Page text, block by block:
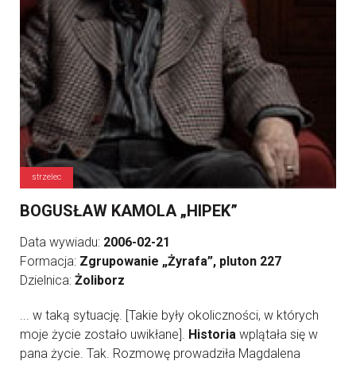
strzelec
BOGUSŁAW KAMOLA „HIPEK”
Data wywiadu: 2006-02-21
Formacja: Zgrupowanie „Żyrafa”, pluton 227
Dzielnica: Żoliborz
... w taką sytuację. [Takie były okoliczności, w których
moje życie zostało uwikłane]. Historia wplątała się w
pana życie. Tak. Rozmowę prowadziła Magdalena